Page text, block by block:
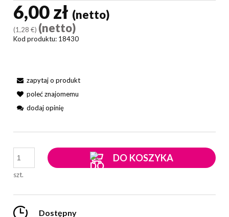
6,00 zł (netto)
(1,28 €) (netto)
Kod produktu: 18430
zapytaj o produkt
poleć znajomemu
dodaj opinię
szt.
DO KOSZYKA
Dostępny